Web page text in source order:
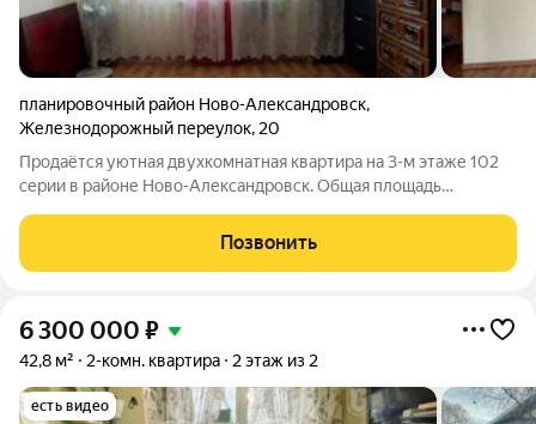
планировочный район Ново-Александровск,
Железнодорожный переулок, 20
Продаётся уютная двухкомнатная квартира на 3-м этаже 102
серии в районе Ново-Александровск. Общая площадь
раздельными непроходными комнатами, что обеспечивает
комфортное проживание. Окна на две
Позвонить
6 300 000 ₽
42,8 м² 2-комн. квартира 2 этаж из 2
есть видео